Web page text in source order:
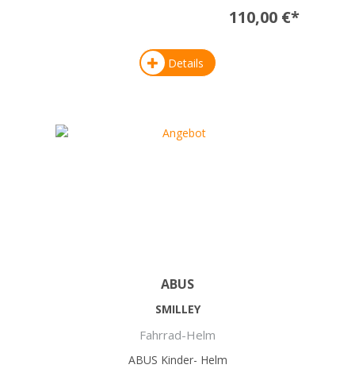
110,00 €*
Details
ABUS
SMILLEY
Fahrrad-Helm
ABUS Kinder- Helm